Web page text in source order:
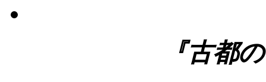
『古都